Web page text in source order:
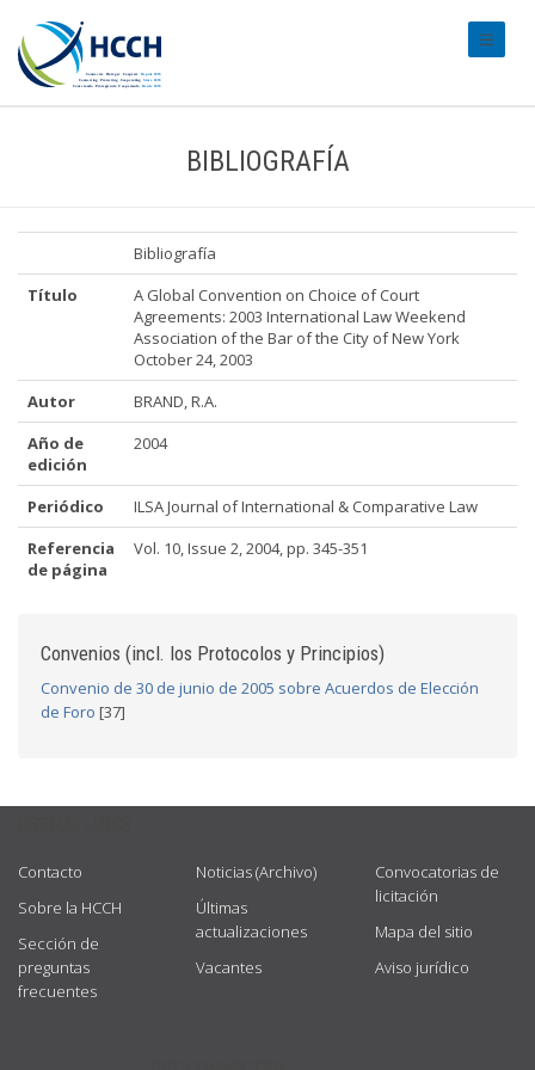
BIBLIOGRAFÍA
Bibliografía
Título
A Global Convention on Choice of Court
Agreements: 2003 International Law Weekend
Association of the Bar of the City of New York
October 24, 2003
Autor
BRAND, R.A.
Año de
edición
2004
Periódico
ILSA Journal of International & Comparative Law
Referencia
de página
Vol. 10, Issue 2, 2004, pp. 345-351
Convenios (incl. los Protocolos y Principios)
Convenio de 30 de junio de 2005 sobre Acuerdos de Elección
de Foro [37]
Contacto
Sobre la HCCH
Sección de
preguntas
frecuentes
Noticias (Archivo)
Últimas
actualizaciones
Vacantes
Convocatorias de
licitación
Mapa del sitio
Aviso jurídico